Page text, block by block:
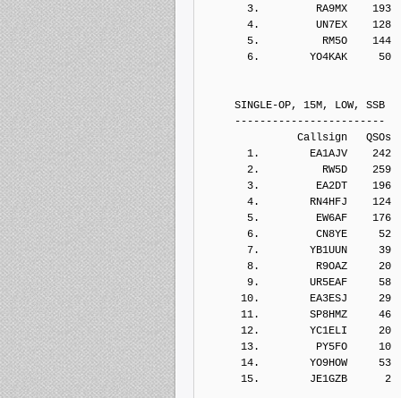
3.         RA9MX    193
4.         UN7EX    128
5.          RM5O    144
6.        YO4KAK     50
SINGLE-OP, 15M, LOW, SSB
------------------------
Callsign   QSOs  Points
1.        EA1AJV    242
2.          RW5D    259
3.         EA2DT    196
4.        RN4HFJ    124
5.         EW6AF    176
6.         CN8YE     52
7.        YB1UUN     39
8.         R9OAZ     20
9.        UR5EAF     58
10.        EA3ESJ     29
11.        SP8HMZ     46
12.        YC1ELI     20
13.         PY5FO     10
14.        YO9HOW     53
15.        JE1GZB      2